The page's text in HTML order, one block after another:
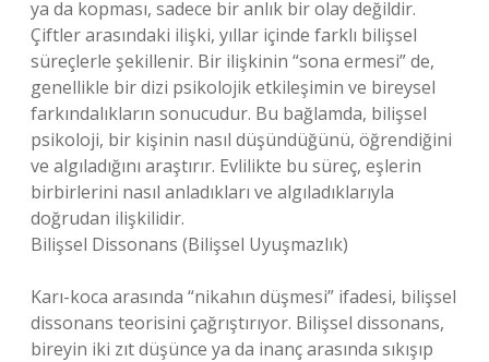
ya da kopması, sadece bir anlık bir olay değildir.
Çiftler arasındaki ilişki, yıllar içinde farklı bilişsel
süreçlerle şekillenir. Bir ilişkinin “sona ermesi” de,
genellikle bir dizi psikolojik etkileşimin ve bireysel
farkındalıkların sonucudur. Bu bağlamda, bilişsel
psikoloji, bir kişinin nasıl düşündüğünü, öğrendiğini
ve algıladığını araştırır. Evlilikte bu süreç, eşlerin
birbirlerini nasıl anladıkları ve algıladıklarıyla
doğrudan ilişkilidir.
Bilişsel Dissonans (Bilişsel Uyuşmazlık)
Karı-koca arasında “nikahın düşmesi” ifadesi, bilişsel
dissonans teorisini çağrıştırıyor. Bilişsel dissonans,
bireyin iki zıt düşünce ya da inanç arasında sıkışıp